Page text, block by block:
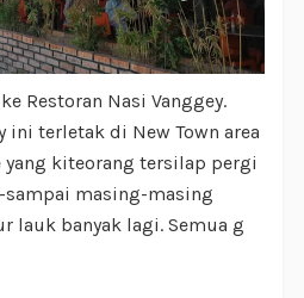
Restoran Nasi Vanggey.
ini terletak di New Town area
yang kiteorang tersilap pergi
sampai masing-masing
lauk banyak lagi. Semua g